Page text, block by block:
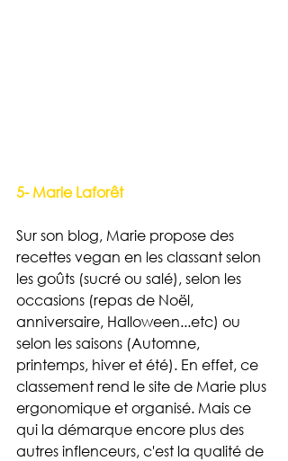
5- Marie Laforêt
Sur son blog, Marie propose des
recettes vegan en les classant selon
les goûts (sucré ou salé), selon les
occasions (repas de Noël,
anniversaire, Halloween...etc) ou
selon les saisons (Automne,
printemps, hiver et été). En effet, ce
classement rend le site de Marie plus
ergonomique et organisé. Mais ce
qui la démarque encore plus des
autres inflenceurs, c'est la qualité de